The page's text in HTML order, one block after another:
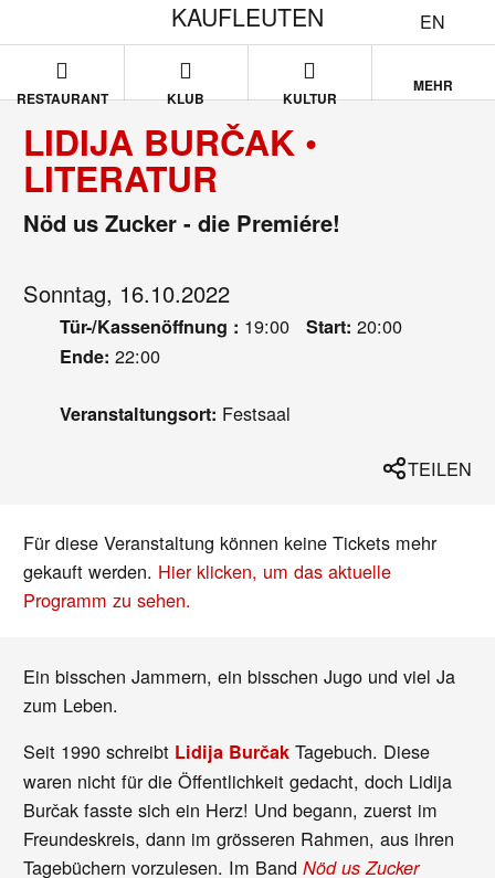
EN
KAUFLEUTEN
RESTAURANT KLUB KULTUR
MEHR
LIDIJA BURČAK •
LITERATUR
Nöd us Zucker - die Premiére!
Sonntag, 16.10.2022
Tür-/Kassenöffnung : 19:00 Start: 20:00
Ende: 22:00
Veranstaltungsort: Festsaal
TEILEN
Für diese Veranstaltung können keine Tickets mehr
gekauft werden. Hier klicken, um das aktuelle
Programm zu sehen.
Ein bisschen Jammern, ein bisschen Jugo und viel Ja
zum Leben.
Seit 1990 schreibt Lidija Burčak Tagebuch. Diese
waren nicht für die Öffentlichkeit gedacht, doch Lidija
Burčak fasste sich ein Herz! Und begann, zuerst im
Freundeskreis, dann im grösseren Rahmen, aus ihren
Tagebüchern vorzulesen. Im BandNöd us Zucker